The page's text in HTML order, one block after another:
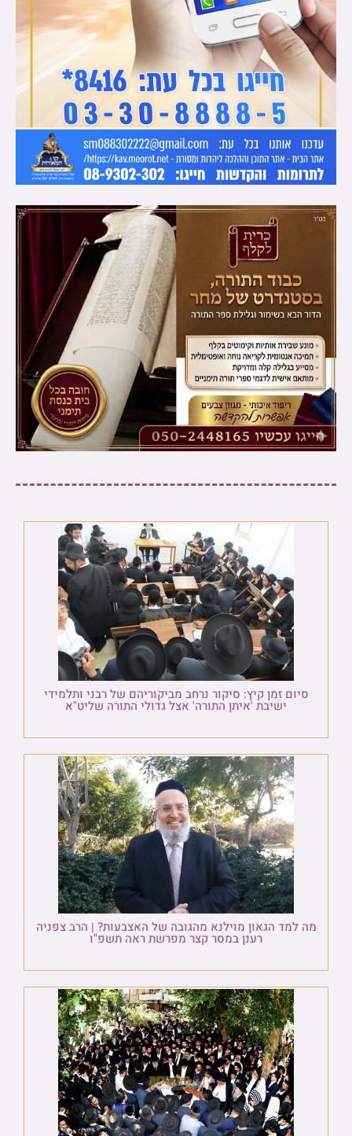
סיום זמן קיץ: סיקור נרחב מביקוריהם של רבני ותלמידי
ישיבת 'איתן התורה' אצל גדולי התורה שליט"א
מה למד הגאון מוילנא מהגובה של האצבעות? | הרב צפניה
רענן במסר קצר מפרשת ראה תשפ"ו